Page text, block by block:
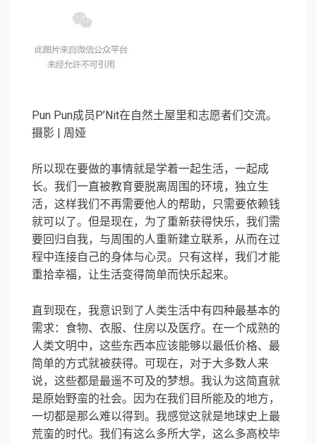
Pun Pun成员P’Nit在自然土屋里和志愿者们交流。
摄影 | 周娅
所以现在要做的事情就是学着一起生活，一起成
长。我们一直被教育要脱离周围的环境，独立生
活，这样我们不再需要他人的帮助，只需要依赖钱
就可以了。但是现在，为了重新获得快乐，我们需
要回归自我，与周围的人重新建立联系，从而在过
程中连接自己的身体与心灵。只有这样，我们才能
重拾幸福，让生活变得简单而快乐起来。
直到现在，我意识到了人类生活中有四种最基本的
需求：食物、衣服、住房以及医疗。在一个成熟的
人类文明中，这些东西本应该能够以最低价格、最
简单的方式就被获得。可现在，对于大多数人来
说，这些都是最遥不可及的梦想。我认为这简直就
是原始野蛮的社会。因为在我们目所能及的地方，
一切都是那么难以得到。我感觉这就是地球史上最
荒蛮的时代。我们有这么多所大学，这么多高校毕